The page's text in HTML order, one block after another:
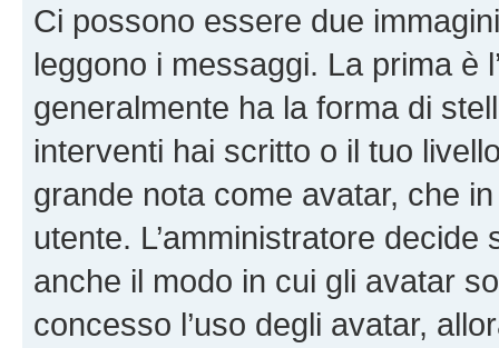
Ci possono essere due
leggono i messaggi. La prima è
generalmente ha la forma di
interventi hai scritto o il tuo
grande nota come avatar, che
utente. L’amministratore
anche il modo in cui gli avatar
concesso l’uso degli avatar,